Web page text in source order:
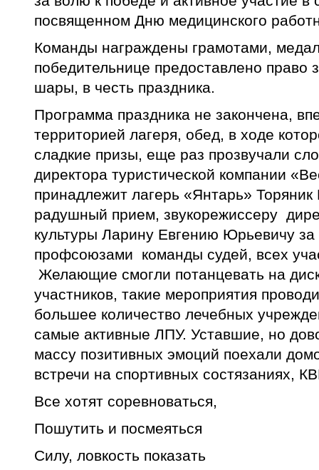
посвященном Дню медицинского
Команды награждены грамотами,
победительнице предоставлено право
шары, в честь праздника.
Программа праздника не закончена,
территорией лагеря, обед, в ходе
сладкие призы, еще раз прозвучали
директора туристической компании
принадлежит лагерь «Янтарь»
радушный прием, звукорежиссеру
культуры Ларину Евгению Юрьевичу за
профсоюзами команды судей, всех
Желающие смогли потанцевать на
участников, такие мероприятия
большее количество лечебных
самые активные ЛПУ. Уставшие, но
массу позитивных эмоций поехали
встречи на спортивных состязаниях,
Все хотят соревноваться,
Пошутить и посмеяться
Силу, ловкость показать